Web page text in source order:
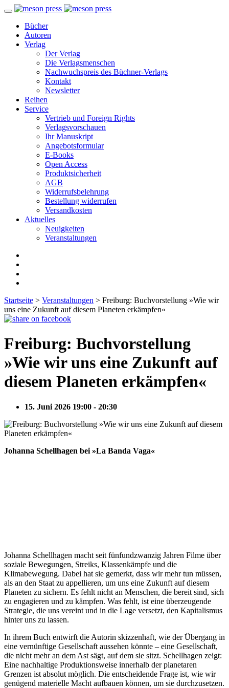
Bücher
Autoren
Verlag
Der Verlag
Die Verlagsmenschen
Nachwuchspreis des Büchner-Verlags
Kontakt
Newsletter
Reihen
Service
Vertrieb und Foreign Rights
Verlagsvorschauen
Ihr Manuskript
Angebotsformular
E-Books
Open Access
Produktsicherheit
AGB
Widerrufsbelehrung
Bestellung widerrufen
Versandkosten
Aktuelles
Neuigkeiten
Veranstaltungen
Startseite > Veranstaltungen > Freiburg: Buchvorstellung »Wie wir
uns eine Zukunft auf diesem Planeten erkämpfen«
Freiburg: Buchvorstellung
»Wie wir uns eine Zukunft auf
diesem Planeten erkämpfen«
15. Juni 2026 19:00 - 20:30
Johanna Schellhagen bei »La Banda Vaga«
Johanna Schellhagen macht seit fünfundzwanzig Jahren Filme über
soziale Bewegungen, Streiks, Klassenkämpfe und die
Klimabewegung. Dabei hat sie gemerkt, dass wir mehr tun müssen,
als an den Staat zu appellieren, um uns eine Zukunft auf diesem
Planeten zu sichern. Es fehlt nicht an Menschen, die bereit sind, sich
zu engagieren und zu kämpfen. Was fehlt, ist eine überzeugende
Strategie, die uns vereint und in die Lage versetzt, den Kapitalismus
hinter uns zu lassen.
In ihrem Buch entwirft die Autorin skizzenhaft, wie der Übergang in
eine vernünftige Gesellschaft aussehen könnte – eine Gesellschaft,
die nicht mehr an dem Ast sägt, auf dem sie sitzt. Schellhagen zeigt:
Eine nachhaltige Produktionsweise innerhalb der planetaren
Grenzen ist absolut möglich. Die entscheidende Frage ist, wie wir
genügend materielle Macht aufbauen können, um sie durchzusetzen.